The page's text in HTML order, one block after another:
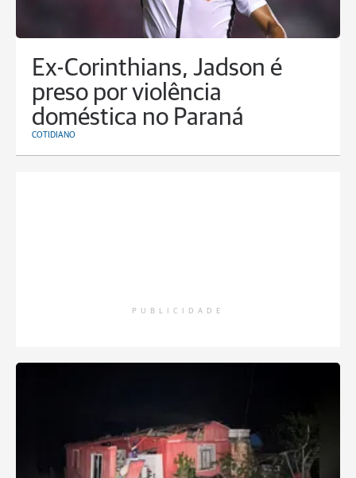
Ex-Corinthians, Jadson é
preso por violência
doméstica no Paraná
COTIDIANO
PUBLICIDADE